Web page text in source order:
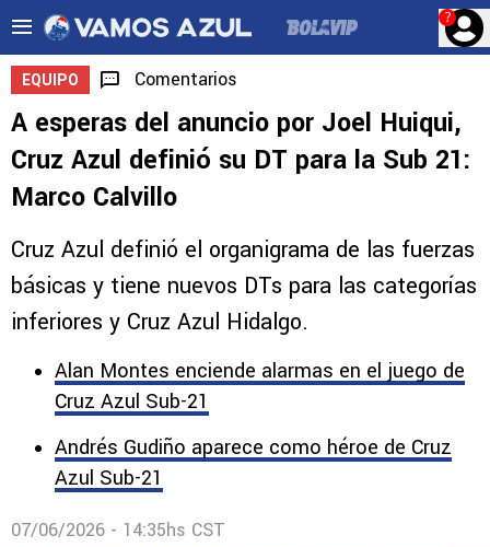
?
EQUIPO Comentarios
A esperas del anuncio por Joel Huiqui,
Cruz Azul definió su DT para la Sub 21:
Marco Calvillo
Cruz Azul definió el organigrama de las fuerzas
básicas y tiene nuevos DTs para las categorías
inferiores y Cruz Azul Hidalgo.
Alan Montes enciende alarmas en el juego de
Cruz Azul Sub-21
Andrés Gudiño aparece como héroe de Cruz
Azul Sub-21
07/06/2026 - 14:35hs CST